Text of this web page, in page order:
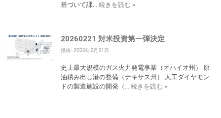
基づいて課… 続きを読む »
20260221 対米投資第一弾決定
投稿: 2026年2月21日
史上最大規模のガス火力発電事業（オハイオ州） 原
油積み出し港の整備（テキサス州） 人工ダイヤモン
ドの製造施設の開発（… 続きを読む »